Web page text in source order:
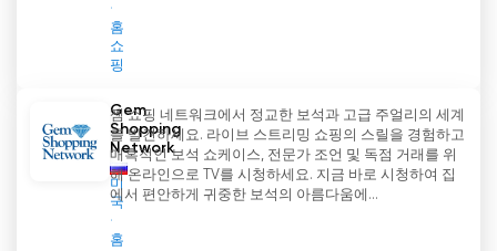
홈
쇼
핑
Gem
Shopping
Network
미
국
홈
젬 쇼핑 네트워크에서 정교한 보석과 고급 주얼리의 세계
를 발견하세요. 라이브 스트리밍 쇼핑의 스릴을 경험하고
매혹적인 보석 쇼케이스, 전문가 조언 및 독점 거래를 위
해 온라인으로 TV를 시청하세요. 지금 바로 시청하여 집
에서 편안하게 귀중한 보석의 아름다움에...